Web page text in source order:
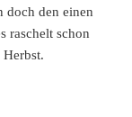
doch den einen
raschelt schon